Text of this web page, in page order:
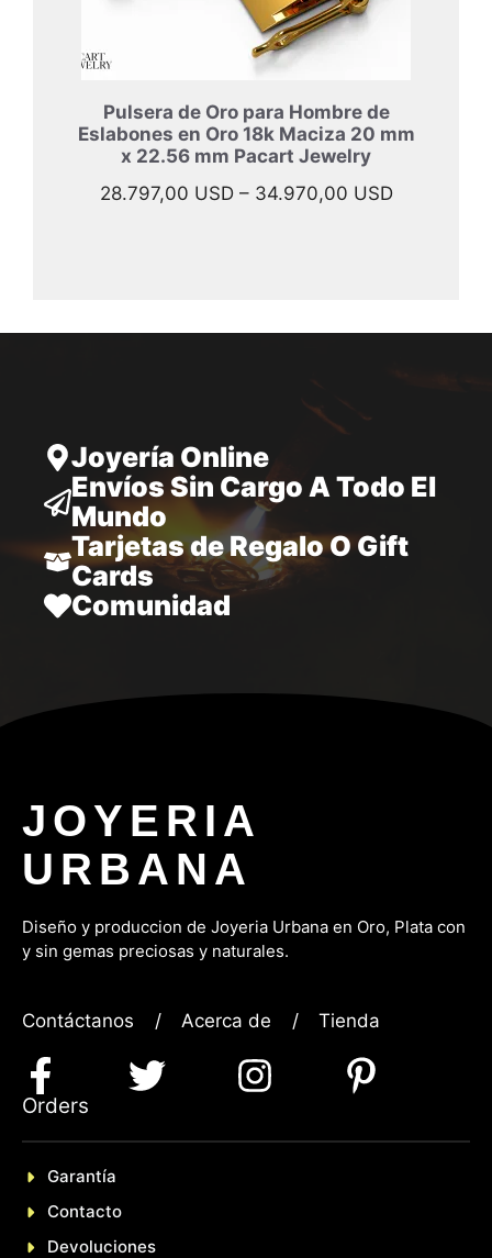
Pulsera de Oro para Hombre de
Eslabones en Oro 18k Maciza 20 mm
x 22.56 mm Pacart Jewelry
28.797,00 USD – 34.970,00 USDRango
hasta
Joyería Online
Envíos Sin Cargo A Todo El
Mundo
Tarjetas de Regalo O Gift
Cards
Comunidad
JOYERIA
URBANA
Diseño y produccion de Joyeria Urbana en Oro, Plata con
y sin gemas preciosas y naturales.
Contáctanos / Acerca de / Tienda
Orders
Garantía
Contacto
Devoluciones